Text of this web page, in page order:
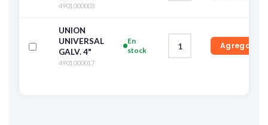
4901000003
UNION
UNIVERSAL
GALV. 4"
4901000017
En
stock
Agregar